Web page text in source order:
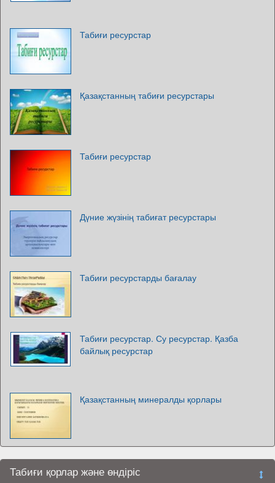
Табиғи ресурстар
Қазақстанның табиғи ресурстары
Табиғи ресурстар
Дүние жүзінің табиғат ресурстары
Табиғи ресурстарды бағалау
Табиғи ресурстар. Су ресурстар. Қазба
байлық ресурстар
Қазақстанның минералды қорлары
Табиғи қорлар және өндіріс